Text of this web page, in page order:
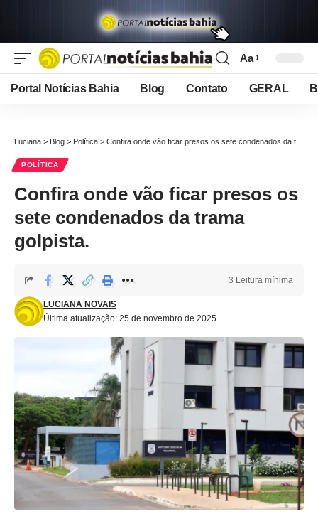
Font
Resizer
Aa
Portal Notícias Bahia Blog Contato GERAL
Luciana > Blog > Política > Confira onde vão ficar presos os sete condenados da trama golpista.
POLÍTICA
Confira onde vão ficar presos os
sete condenados da trama
golpista.
Última atualização: 25 de novembro de 2025
LUCIANA NOVAIS
3 Leitura mínima